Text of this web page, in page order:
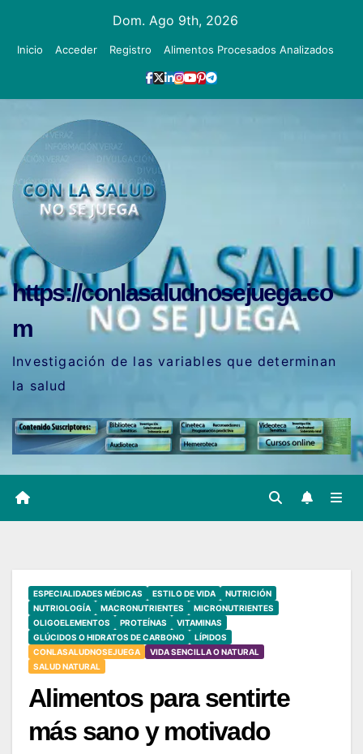
Dom. Ago 9th, 2026
Inicio Acceder Registro Alimentos Procesados Analizados
https://conlasaludnosejuega.co
m
Investigación de las variables que determinan
la salud
ESPECIALIDADES MÉDICAS ESTILO DE VIDA
NUTRICIÓN
NUTRIOLOGÍA
MACRONUTRIENTES
MICRONUTRIENTES
OLIGOELEMENTOS
PROTEÍNAS
VITAMINAS
GLÚCIDOS O HIDRATOS DE CARBONO
LÍPIDOS
CONLASALUDNOSEJUEGA
VIDA SENCILLA O NATURAL
SALUD NATURAL
Alimentos para sentirte
más sano y motivado